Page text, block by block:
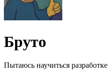
Бруто
Пытаюсь научиться разработке